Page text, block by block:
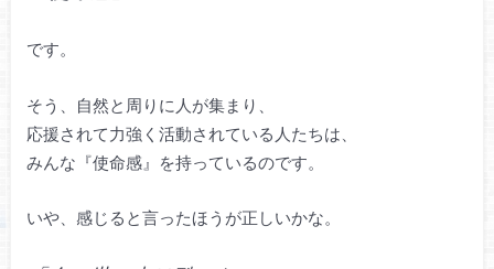
です。
そう、自然と周りに人が集まり、
応援されて力強く活動されている人たちは、
みんな『使命感』を持っているのです。
いや、感じると言ったほうが正しいかな。